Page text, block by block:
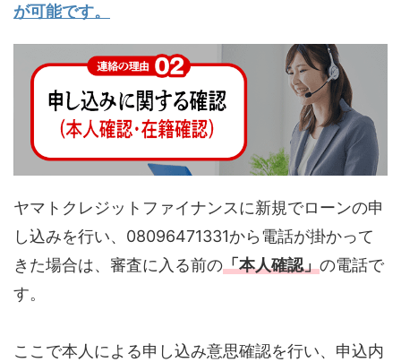
が可能です。
ヤマトクレジットファイナンスに新規でローンの申
し込みを行い、08096471331から電話が掛かって
きた場合は、審査に入る前の「本人確認」の電話で
す。
ここで本人による申し込み意思確認を行い、申込内